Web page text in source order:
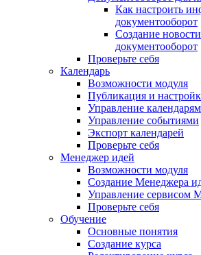
Как настроить
документооборот
Создание
документооборот
Проверьте себя
Календарь
Возможности модуля
Публикация и
Управление
Управление событиями
Экспорт календарей
Проверьте себя
Менеджер идей
Возможности модуля
Создание Менеджера
Управление сервисом
Проверьте себя
Обучение
Основные понятия
Создание курса